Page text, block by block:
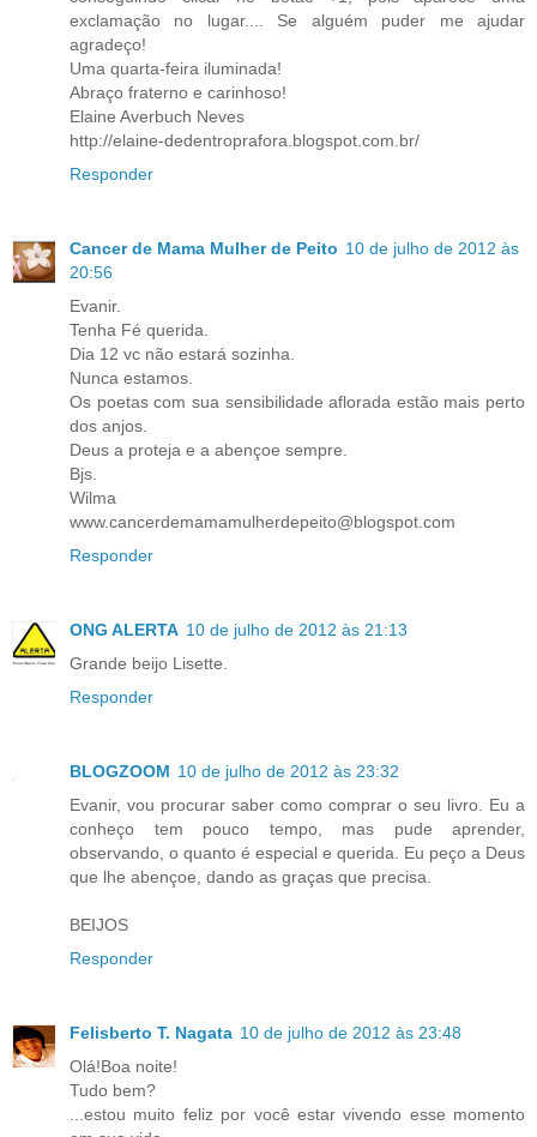
exclamação no lugar.... Se alguém puder me ajudar
agradeço!
Uma quarta-feira iluminada!
Abraço fraterno e carinhoso!
Elaine Averbuch Neves
http://elaine-dedentroprafora.blogspot.com.br/
Responder
Cancer de Mama Mulher de Peito 10 de julho de 2012 às
20:56
Evanir.
Tenha Fé querida.
Dia 12 vc não estará sozinha.
Nunca estamos.
Os poetas com sua sensibilidade aflorada estão mais perto
dos anjos.
Deus a proteja e a abençoe sempre.
Bjs.
Wilma
www.cancerdemamamulherdepeito@blogspot.com
Responder
ONG ALERTA 10 de julho de 2012 às 21:13
Grande beijo Lisette.
Responder
BLOGZOOM 10 de julho de 2012 às 23:32
Evanir, vou procurar saber como comprar o seu livro. Eu a
conheço tem pouco tempo, mas pude aprender,
observando, o quanto é especial e querida. Eu peço a Deus
que lhe abençoe, dando as graças que precisa.
BEIJOS
Responder
Felisberto T. Nagata 10 de julho de 2012 às 23:48
Olá!Boa noite!
Tudo bem?
...estou muito feliz por você estar vivendo esse momento